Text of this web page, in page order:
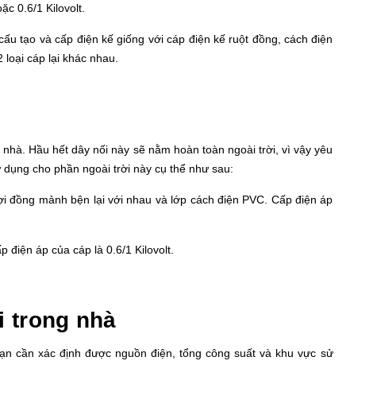
0.6/1 Kilovolt.
tạo và cấp điện kế giống với cáp điện kế ruột đồng, cách điện
cáp lại khác nhau.
Hầu hết dây nối này sẽ nằm hoàn toàn ngoài trời, vì vậy yêu
cho phần ngoài trời này cụ thể như sau:
mảnh bện lại với nhau và lớp cách điện PVC. Cấp điện áp
điện áp của cáp là 0.6/1 Kilovolt.
trong nhà
cần xác định được nguồn điện, tổng công suất và khu vực sử